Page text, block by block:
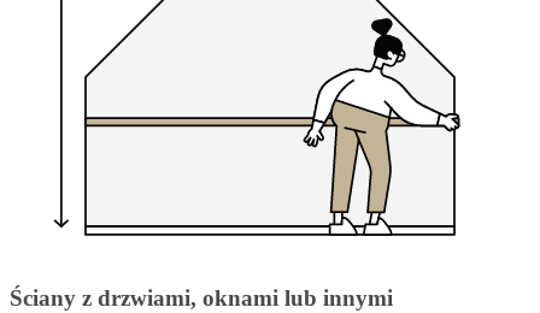
Ściany z drzwiami, oknami lub innymi